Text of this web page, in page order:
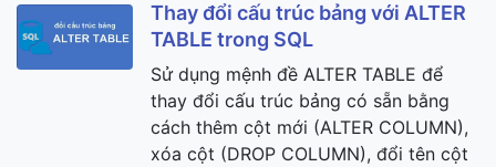
Thay đổi cấu trúc bảng với ALTER
TABLE trong SQL
Sử dụng mệnh đề ALTER TABLE để
thay đổi cấu trúc bảng có sẵn bằng
cách thêm cột mới (ALTER COLUMN),
xóa cột (DROP COLUMN), đổi tên cột